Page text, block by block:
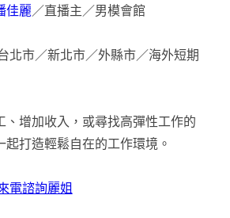
佳麗／直播主／男模會館
北市／新北市／外縣市／海外短期
、增加收入，或尋找高彈性工作的
打造輕鬆自在的工作環境。
電諮詢麗姐